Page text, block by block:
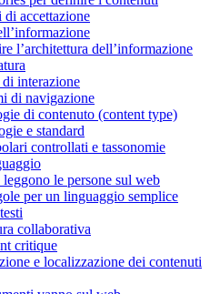
accettazione
l’architettura dell’informazione
interazione
di navigazione
di contenuto (content type)
e standard
controllati e tassonomie
le persone sul web
per un linguaggio semplice
collaborativa
critique
e localizzazione dei contenuti